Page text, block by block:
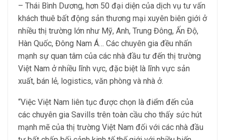
– Thái Bình Dương, hơn 50 đại diện của dịch vụ tư vấn
khách thuê bất động sản thương mại xuyên biên giới ở
nhiều thị trường lớn như Mỹ, Anh, Trung Đông, Ấn Độ,
Hàn Quốc, Đông Nam Á… Các chuyên gia đều nhấn
mạnh sự quan tâm của các nhà đầu tư đến thị trường
Việt Nam ở nhiều lĩnh vực, đặc biệt là lĩnh vực sản
xuất, bán lẻ, logistics, văn phòng và nhà ở.
“Việc Việt Nam liên tục được chọn là điểm đến của
các chuyên gia Savills trên toàn cầu cho thấy sức hút
mạnh mẽ của thị trường Việt Nam đối với các nhà đầu